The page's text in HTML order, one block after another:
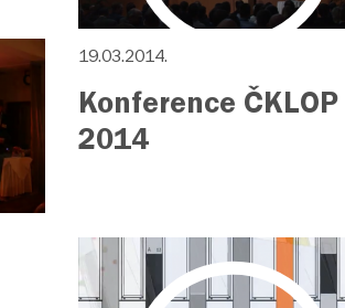
19.03.2014.
Konference ČKLOP
2014